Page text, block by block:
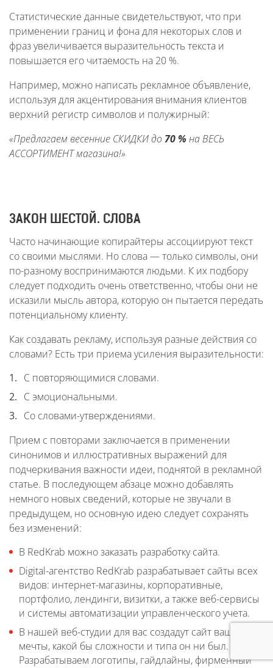
Статистические данные свидетельствуют, что при
применении границ и фона для некоторых слов и
фраз увеличивается выразительность текста и
повышается его читаемость на 20 %.
Например, можно написать рекламное объявление,
используя для акцентирования внимания клиентов
верхний регистр символов и полужирный:
«Предлагаем весенние СКИДКИ до70 % на ВЕСЬ
АССОРТИМЕНТ магазина!»
ЗАКОН ШЕСТОЙ. СЛОВА
Часто начинающие копирайтеры ассоциируют текст
со своими мыслями. Но слова — только символы, они
по-разному воспринимаются людьми. К их подбору
следует подходить очень ответственно, чтобы они не
исказили мысль автора, которую он пытается передать
потенциальному клиенту.
Как создавать рекламу, используя разные действия со
словами? Есть три приема усиления выразительности:
С повторяющимися словами.
С эмоциональными.
Со словами-утверждениями.
Прием с повторами заключается в применении
синонимов и иллюстративных выражений для
подчеркивания важности идеи, поднятой в рекламной
статье. В последующем абзаце можно добавлять
немного новых сведений, которые не звучали в
предыдущем, но основную идею следует сохранять
без изменений:
В RedKrab можно заказать разработку сайта.
Digital-агентство RedKrab разрабатывает сайты всех
видов: интернет-магазины, корпоративные,
портфолио, лендинги, визитки, а также веб-сервисы
и системы автоматизации управленческого учета.
В нашей веб-студии для вас создадут сайт вашей
мечты, какой бы сложности и типа он ни был.
Разрабатываем логотипы, гайдлайны, фирменный